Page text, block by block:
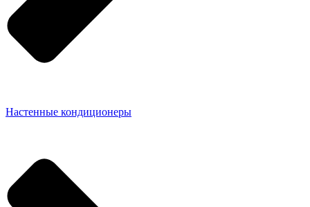
Настенные кондиционеры